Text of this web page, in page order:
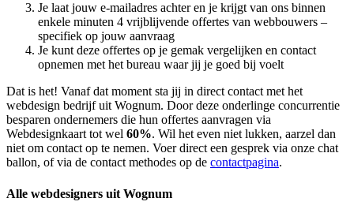
Je laat jouw e-mailadres achter en je krijgt van ons binnen
enkele minuten 4 vrijblijvende offertes van webbouwers –
specifiek op jouw aanvraag
Je kunt deze offertes op je gemak vergelijken en contact
opnemen met het bureau waar jij je goed bij voelt
Dat is het! Vanaf dat moment sta jij in direct contact met het
webdesign bedrijf uit Wognum. Door deze onderlinge concurrentie
besparen ondernemers die hun offertes aanvragen via
Webdesignkaart tot wel 60%. Wil het even niet lukken, aarzel dan
niet om contact op te nemen. Voer direct een gesprek via onze chat
ballon, of via de contact methodes op de contactpagina.
Alle webdesigners uit Wognum